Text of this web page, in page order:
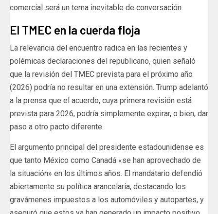
comercial será un tema inevitable de conversación.
El TMEC en la cuerda floja
La relevancia del encuentro radica en las recientes y
polémicas declaraciones del republicano, quien señaló
que la revisión del TMEC prevista para el próximo año
(2026) podría no resultar en una extensión. Trump adelantó
a la prensa que el acuerdo, cuya primera revisión está
prevista para 2026, podría simplemente expirar, o bien, dar
paso a otro pacto diferente.
El argumento principal del presidente estadounidense es
que tanto México como Canadá «se han aprovechado de
la situación» en los últimos años. El mandatario defendió
abiertamente su política arancelaria, destacando los
gravámenes impuestos a los automóviles y autopartes, y